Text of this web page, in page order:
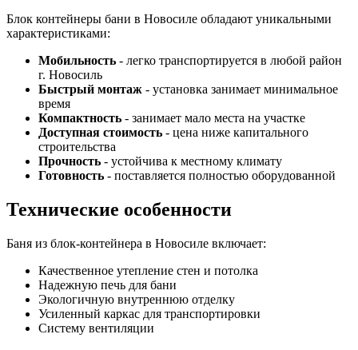
Блок контейнеры бани в Новосиле обладают уникальными
характеристиками:
Мобильность - легко транспортируется в любой район
г. Новосиль
Быстрый монтаж - установка занимает минимальное
время
Компактность - занимает мало места на участке
Доступная стоимость - цена ниже капитального
строительства
Прочность - устойчива к местному климату
Готовность - поставляется полностью оборудованной
Технические особенности
Баня из блок-контейнера в Новосиле включает:
Качественное утепление стен и потолка
Надежную печь для бани
Экологичную внутреннюю отделку
Усиленный каркас для транспортировки
Систему вентиляции